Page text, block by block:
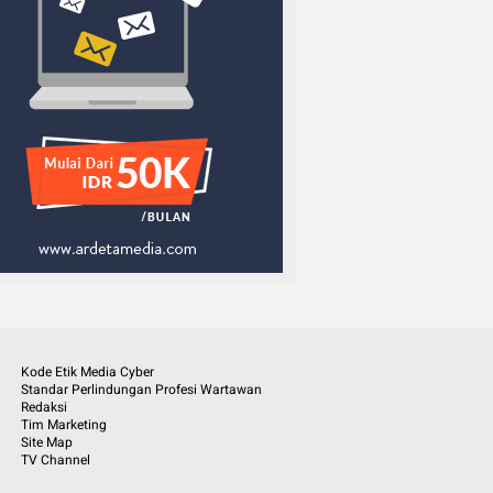
Kode Etik Media Cyber
Standar Perlindungan Profesi Wartawan
Redaksi
Tim Marketing
Site Map
TV Channel